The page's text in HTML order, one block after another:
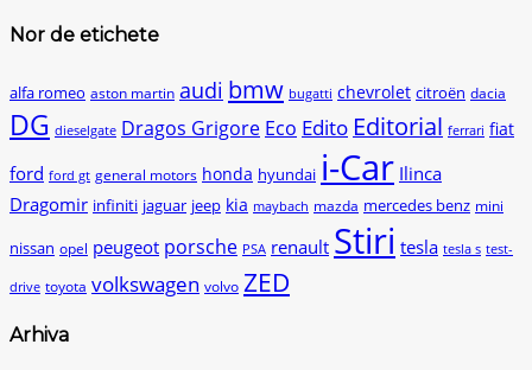
Nor de etichete
alfa romeo aston martin audi bmw bugatti chevrolet citroën dacia
DG dieselgate Dragos Grigore Eco Edito Editorial ferrari fiat
ford ford gt general motors honda hyundai i-Car Ilinca
Dragomir infiniti jaguar jeep kia maybach mazda mercedes benz mini
nissan opel peugeot porsche PSA renault Stiri tesla tesla s test-
drive toyota volkswagen volvo ZED
Arhiva